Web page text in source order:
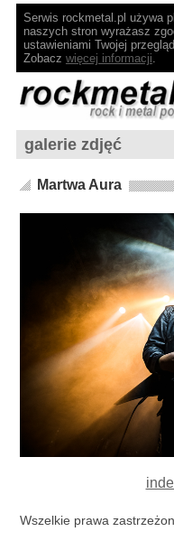
Serwis rockmetal.pl używa
naszych stron wyrażasz
ustawieniami Twojej
Zobacz więcej informacji.
galerie zdjęć
Martwa Aura
Wszelkie prawa